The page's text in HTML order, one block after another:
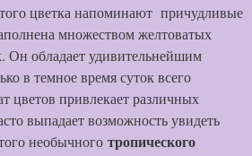
цветка напоминают причудливые
множеством желтоватых
Он обладает удивительнейшим
в темное время суток всего
цветов привлекает различных
выпадает возможность увидеть
необычного тропического